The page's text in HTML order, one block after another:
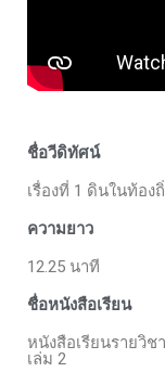
ชื่อวีดิทัศน์
เรื่องที่ 1 ดินในท้อง
ความยาว
12.25 นาที
ชื่อหนังสือเรียน
หนังสือเรียนรายวิ
เล่ม 2